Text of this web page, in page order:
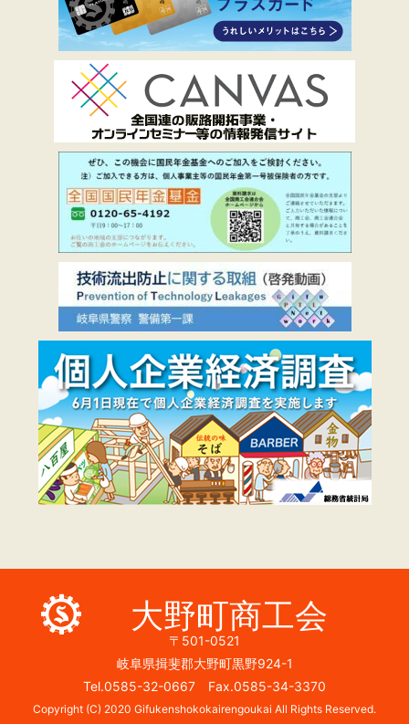
大野町商工会
〒501-0521
岐阜県揖斐郡大野町黒野924-1
Tel.0585-32-0667 Fax.0585-34-3370
Copyright (C) 2020 Gifukenshokokairengoukai All Rights Reserved.